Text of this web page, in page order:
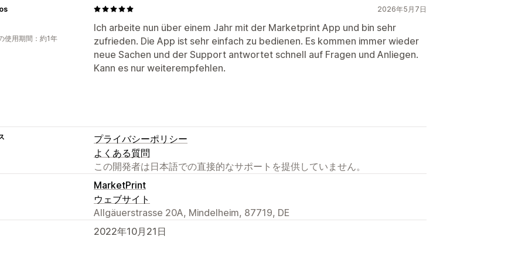
2026年5月7日
Ich arbeite nun über einem Jahr mit der Marketprint App und bin sehr
zufrieden. Die App ist sehr einfach zu bedienen. Es kommen immer wieder
neue Sachen und der Support antwortet schnell auf Fragen und Anliegen.
Kann es nur weiterempfehlen.
使用期間：約1年
プライバシーポリシー
よくある質問
この開発者は日本語での直接的なサポートを提供していません。
MarketPrint
ウェブサイト
Allgäuerstrasse 20A, Mindelheim, 87719, DE
2022年10月21日